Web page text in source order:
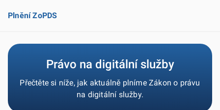
Plnění ZoPDS
Právo na digitální služby
Přečtěte si níže, jak aktuálně plníme Zákon o právu
na digitální služby.